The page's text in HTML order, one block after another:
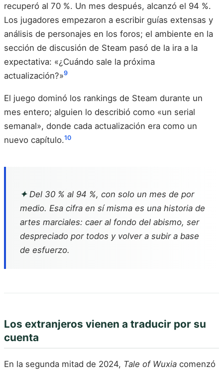
recuperó al 70 %. Un mes después, alcanzó el 94 %.
Los jugadores empezaron a escribir guías extensas y
análisis de personajes en los foros; el ambiente en la
sección de discusión de Steam pasó de la ira a la
expectativa: «¿Cuándo sale la próxima
actualización?»9
El juego dominó los rankings de Steam durante un
mes entero; alguien lo describió como «un serial
semanal», donde cada actualización era como un
nuevo capítulo.10
✦Del 30 % al 94 %, con solo un mes de por
medio. Esa cifra en sí misma es una historia de
artes marciales: caer al fondo del abismo, ser
despreciado por todos y volver a subir a base
de esfuerzo.
Los extranjeros vienen a traducir por su
cuenta
En la segunda mitad de 2024, Tale of Wuxia comenzó